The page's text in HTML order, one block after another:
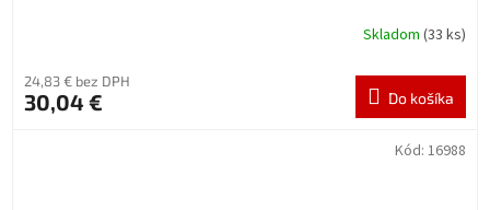
Skladom (33 ks)
24,83 € bez DPH
30,04 € Do košíka
Kód: 16988